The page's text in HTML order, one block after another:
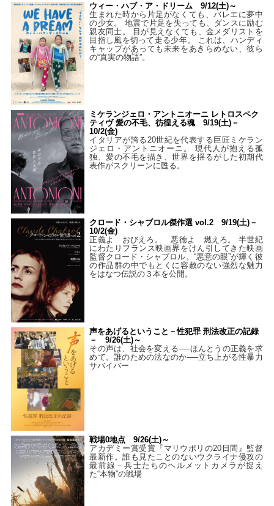
ウィー・ハブ・ア・ドリーム 9/12(土)～
生まれた時から片足がなくても、バレエに夢中
の少女。 地震で片足を失っても、ダンスに励む
親友同士。 目が見えなくても、金メダリストを
目指し風を切って走る少年。 これは、ハンディ
キャップがあっても未来をあきらめない、彼ら
の“真実の物語”。
ミケランジェロ・アントニオーニ レトロスペク
ティヴ 愛の不毛、彷徨える魂 9/19(土)－
10/2(金)
イタリアが誇る20世紀を代表する巨匠ミケラン
ジェロ・アントニオーニ。 現代人が抱える孤
独、愛の不毛を描き、世界を揺るがした初期代
表作がスクリーンに甦る。
クロード・シャブロル傑作選 vol.2 9/19(土)－
10/2(金)
正義よ おびえろ。 悪徳よ 燃えろ。 半世紀
にわたりフランス映画界をけん引してきた映画
監督クロード・シャブロル。“悪意の眼”が輝く彼
の作品群の中でもとくに容赦のない強烈な魅力
をはなつ伝説の３本を公開。
声をあげるということ－性犯罪 刑法改正の記録
－ 9/26(土)～
その声は、社会を変える──ほんとうの正義を求
めて。誰のための法なのか──立ち上がる性暴力
サバイバー
戦場0地点 9/26(土)～
アカデミー賞受賞『マリウポリの20日間』監督
最新作。誰も見たことのないウクライナ侵攻の
最前線－兵士たちのヘルメットカメラが捉え
た“本物”の戦場